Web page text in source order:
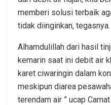
memberi solusi terbaik
tidak diinginkan, tegasnya.
Alhamdulillah dari hasil
kemarin saat ini debit air
karet ciwaringin dalam
meskipun diarea
terendam air ” ucap